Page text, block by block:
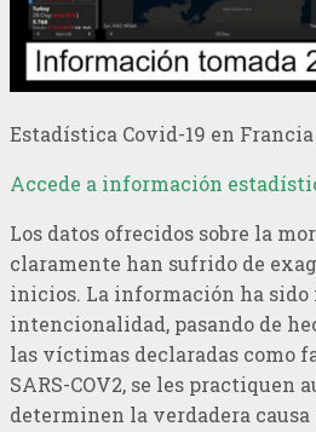
Estadística Covid-19 en Francia
Accede a información
Los datos ofrecidos sobre la
claramente han sufrido de
inicios. La información ha
intencionalidad, pasando de
las víctimas declaradas como
SARS-COV2, se les practiquen
determinen la verdadera causa